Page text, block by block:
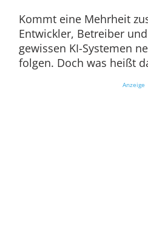
Kommt eine Mehrheit
Entwickler, Betreiber
gewissen KI-Systemen
folgen. Doch was heißt
Anzeige